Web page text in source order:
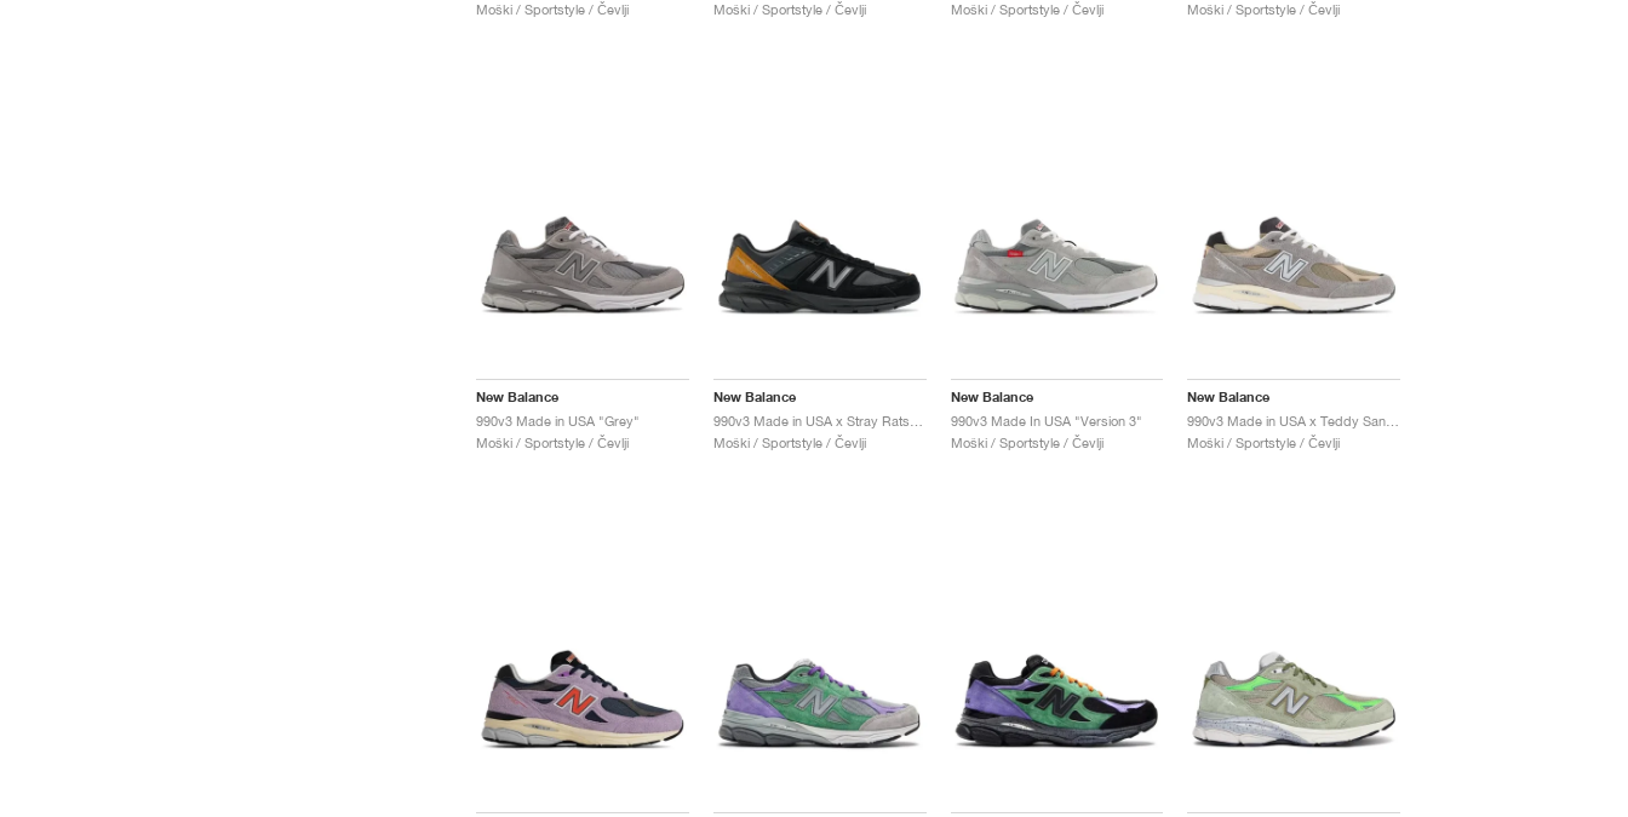
Moški / Sportstyle / Čevlji
Moški / Sportstyle / Čevlji
Moški / Sportstyle / Čevlji
Moški / Sportstyle / Čevlji
New Balance
990v3 Made in USA "Grey"
Moški / Sportstyle / Čevlji
New Balance
Moški / Sportstyle / Čevlji
New Balance
990v3 Made In USA "Version 3"
Moški / Sportstyle / Čevlji
New Balance
Moški / Sportstyle / Čevlji